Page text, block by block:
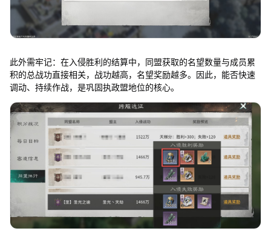
此外需牢记：在入侵胜利的结算中，同盟获取的名望数量与成员累
积的总战功直接相关，战功越高，名望奖励越多。因此，能否快速
调动、持续作战，是巩固执政盟地位的核心。